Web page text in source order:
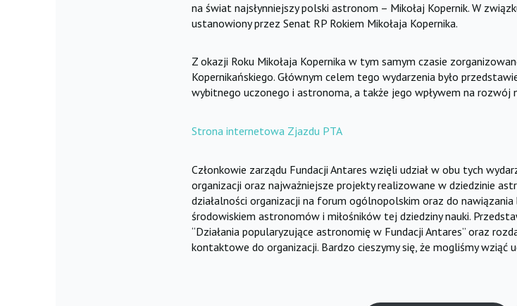
na świat najsłynniejszy polski astronom – Mikołaj Kopernik. W
ustanowiony przez Senat RP Rokiem Mikołaja Kopernika.
Z okazji Roku Mikołaja Kopernika w tym samym czasie
Kopernikańskiego. Głównym celem tego wydarzenia było
wybitnego uczonego i astronoma, a także jego wpływem na rozwój
Strona internetowa Zjazdu PTA
Członkowie zarządu Fundacji Antares wzięli udział w obu tych
organizacji oraz najważniejsze projekty realizowane w dziedzinie
działalności organizacji na forum ogólnopolskim oraz do
środowiskiem astronomów i miłośników tej dziedziny nauki.
“Działania popularyzujące astronomię w Fundacji Antares” oraz
kontaktowe do organizacji. Bardzo cieszymy się, że mogliśmy wziąć